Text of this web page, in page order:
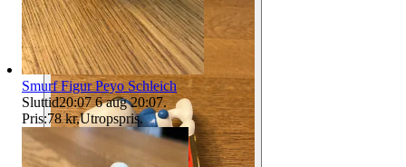
Smurf Figur Peyo Schleich
Sluttid20:07 6 aug 20:07.
Pris:78 kr,Utropspris.